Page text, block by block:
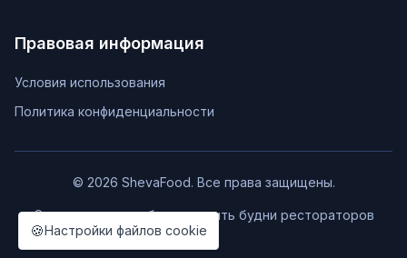
Правовая информация
Условия использования
Политика конфиденциальности
© 2026 ShevaFood. Все права защищены.
Сделано с ❤️, чтобы упростить будни рестораторов
🍪Настройки файлов cookie